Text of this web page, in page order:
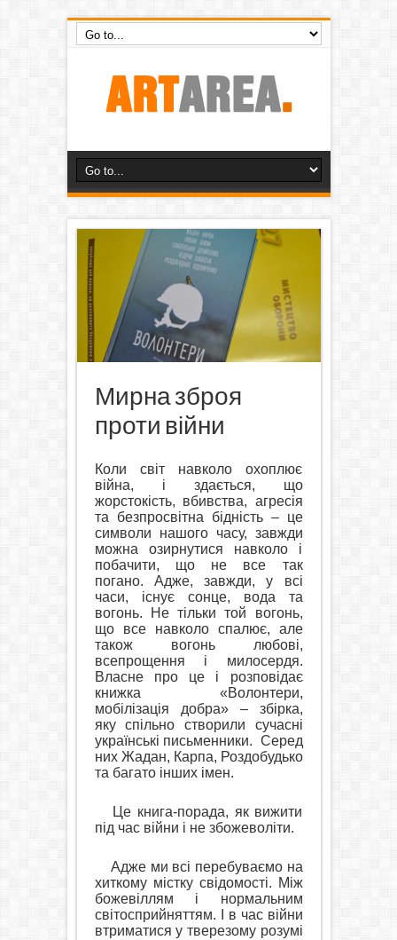
Мирна зброя
проти війни
Коли світ навколо охоплює
війна, і здається, що
жорстокість, вбивства, агресія
та безпросвітна бідність – це
символи нашого часу, завжди
можна озирнутися навколо і
побачити, що не все так
погано. Адже, завжди, у всі
часи, існує сонце, вода та
вогонь. Не тільки той вогонь,
що все навколо спалює, але
також вогонь любові,
всепрощення і милосердя.
Власне про це і розповідає
книжка «Волонтери,
мобілізація добра» – збірка,
яку спільно створили cучасні
українські письменники. Серед
них Жадан, Карпа, Роздобудько
та багато інших імен.
Це книга-порада, як вижити
під час війни і не збожеволіти.
Адже ми всі перебуваємо на
хиткому містку свідомості. Між
божевіллям і нормальним
світосприйняттям. І в час війни
втриматися у тверезому розумі